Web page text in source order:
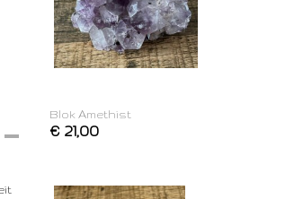
Blok Amethist
€ 21,00